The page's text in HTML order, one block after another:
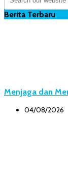
Berita Terbaru
Menjaga dan
04/08/2026